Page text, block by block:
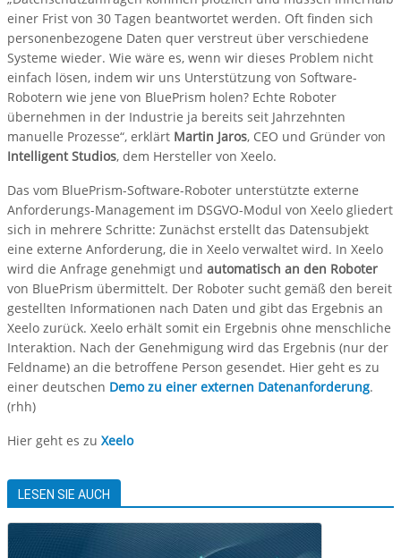
einer Frist von 30 Tagen beantwortet werden. Oft finden sich
personenbezogene Daten quer verstreut über verschiedene
Systeme wieder. Wie wäre es, wenn wir dieses Problem nicht
einfach lösen, indem wir uns Unterstützung von Software-
Robotern wie jene von BluePrism holen? Echte Roboter
übernehmen in der Industrie ja bereits seit Jahrzehnten
manuelle Prozesse“, erklärt Martin Jaros, CEO und Gründer von
Intelligent Studios, dem Hersteller von Xeelo.
Das vom BluePrism-Software-Roboter unterstützte externe
Anforderungs-Management im DSGVO-Modul von Xeelo gliedert
sich in mehrere Schritte: Zunächst erstellt das Datensubjekt
eine externe Anforderung, die in Xeelo verwaltet wird. In Xeelo
wird die Anfrage genehmigt und automatisch an den Roboter
von BluePrism übermittelt. Der Roboter sucht gemäß den bereit
gestellten Informationen nach Daten und gibt das Ergebnis an
Xeelo zurück. Xeelo erhält somit ein Ergebnis ohne menschliche
Interaktion. Nach der Genehmigung wird das Ergebnis (nur der
Feldname) an die betroffene Person gesendet. Hier geht es zu
einer deutschen Demo zu einer externen Datenanforderung.
(rhh)
Hier geht es zu Xeelo
LESEN SIE AUCH